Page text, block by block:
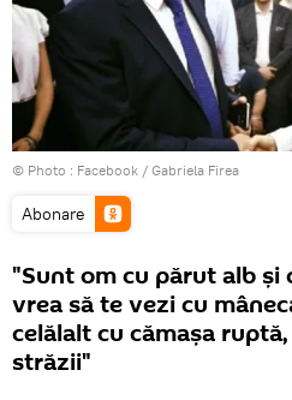
© Photo : Facebook / Gabriela Firea
Abonare
"Sunt om cu părut alb şi
vrea să te vezi cu
celălalt cu cămaşa
străzii"